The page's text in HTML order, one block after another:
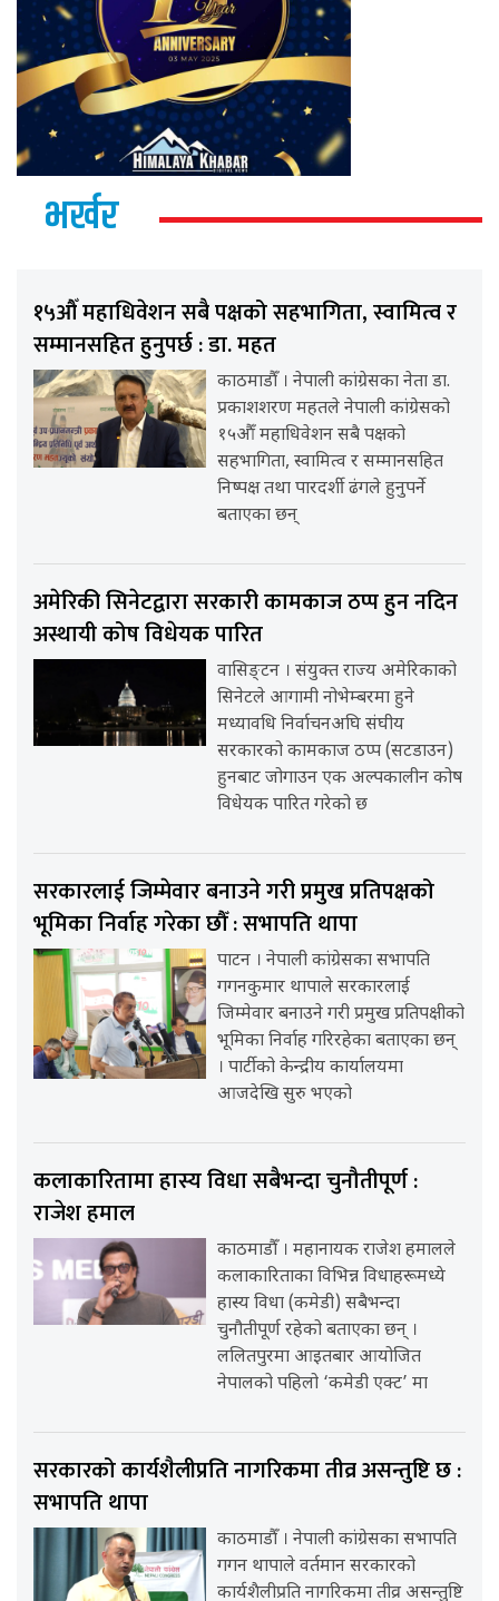
भर्खर
१५औँ महाधिवेशन सबै पक्षको सहभागिता, स्वामित्व र
सम्मानसहित हुनुपर्छ : डा. महत
काठमाडौँ । नेपाली कांग्रेसका नेता डा.
प्रकाशशरण महतले नेपाली कांग्रेसको
१५औँ महाधिवेशन सबै पक्षको
सहभागिता, स्वामित्व र सम्मानसहित
निष्पक्ष तथा पारदर्शी ढंगले हुनुपर्ने
बताएका छन्
अमेरिकी सिनेटद्वारा सरकारी कामकाज ठप्प हुन नदिन
अस्थायी कोष विधेयक पारित
वासिङ्टन । संयुक्त राज्य अमेरिकाको
सिनेटले आगामी नोभेम्बरमा हुने
मध्यावधि निर्वाचनअघि संघीय
सरकारको कामकाज ठप्प (सटडाउन)
हुनबाट जोगाउन एक अल्पकालीन कोष
विधेयक पारित गरेको छ
सरकारलाई जिम्मेवार बनाउने गरी प्रमुख प्रतिपक्षको
भूमिका निर्वाह गरेका छौँ : सभापति थापा
पाटन । नेपाली कांग्रेसका सभापति
गगनकुमार थापाले सरकारलाई
जिम्मेवार बनाउने गरी प्रमुख प्रतिपक्षीको
भूमिका निर्वाह गरिरहेका बताएका छन्
। पार्टीको केन्द्रीय कार्यालयमा
आजदेखि सुरु भएको
कलाकारितामा हास्य विधा सबैभन्दा चुनौतीपूर्ण :
राजेश हमाल
काठमाडौँ । महानायक राजेश हमालले
कलाकारिताका विभिन्न विधाहरूमध्ये
हास्य विधा (कमेडी) सबैभन्दा
चुनौतीपूर्ण रहेको बताएका छन् ।
ललितपुरमा आइतबार आयोजित
नेपालको पहिलो ‘कमेडी एक्ट’ मा
सरकारको कार्यशैलीप्रति नागरिकमा तीव्र असन्तुष्टि छ :
सभापति थापा
काठमाडौँ । नेपाली कांग्रेसका सभापति
गगन थापाले वर्तमान सरकारको
कार्यशैलीप्रति नागरिकमा तीव्र असन्तुष्टि